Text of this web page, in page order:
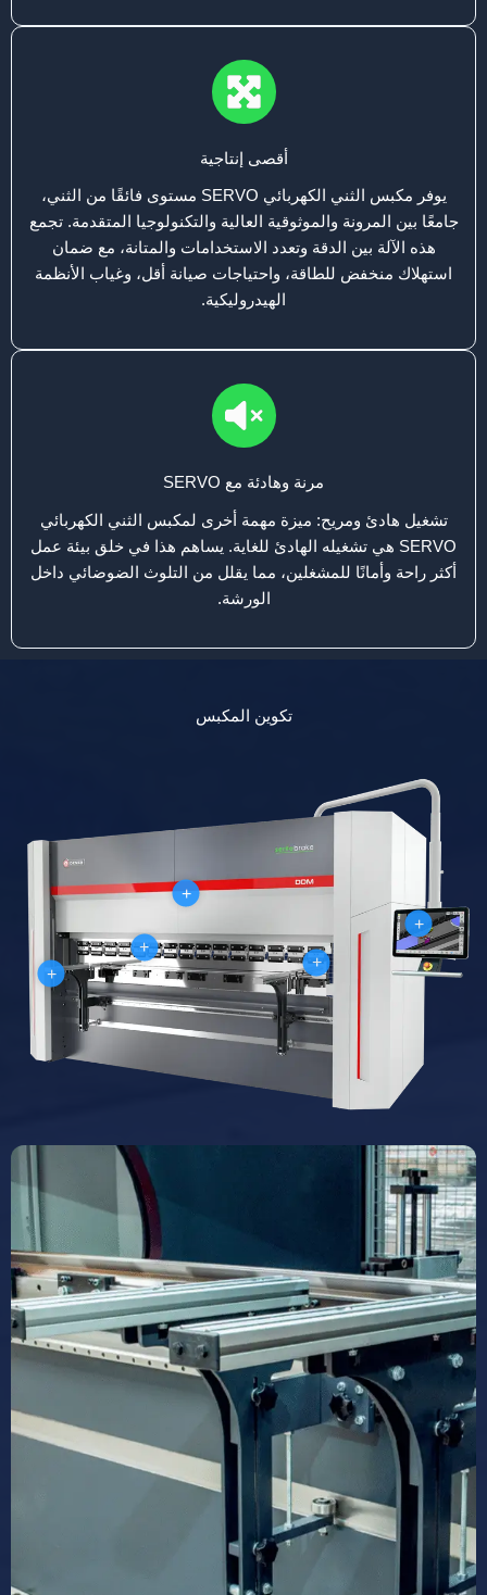
أقصى إنتاجية
يوفر مكبس الثني الكهربائي SERVO مستوى فائقًا من الثني،
جامعًا بين المرونة والموثوقية العالية والتكنولوجيا المتقدمة. تجمع
هذه الآلة بين الدقة وتعدد الاستخدامات والمتانة، مع ضمان
استهلاك منخفض للطاقة، واحتياجات صيانة أقل، وغياب الأنظمة
الهيدروليكية.
مرنة وهادئة مع SERVO
تشغيل هادئ ومريح: ميزة مهمة أخرى لمكبس الثني الكهربائي
SERVO هي تشغيله الهادئ للغاية. يساهم هذا في خلق بيئة عمل
أكثر راحة وأمانًا للمشغلين، مما يقلل من التلوث الضوضائي داخل
الورشة.
تكوين المكبس
+
+
+
+
+